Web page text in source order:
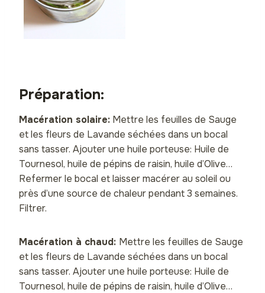
Préparation:
Macération solaire: Mettre les feuilles de Sauge
et les fleurs de Lavande séchées dans un bocal
sans tasser. Ajouter une huile porteuse: Huile de
Tournesol, huile de pépins de raisin, huile d’Olive…
Refermer le bocal et laisser macérer au soleil ou
près d’une source de chaleur pendant 3 semaines.
Filtrer.
Macération à chaud: Mettre les feuilles de Sauge
et les fleurs de Lavande séchées dans un bocal
sans tasser. Ajouter une huile porteuse: Huile de
Tournesol, huile de pépins de raisin, huile d’Olive…